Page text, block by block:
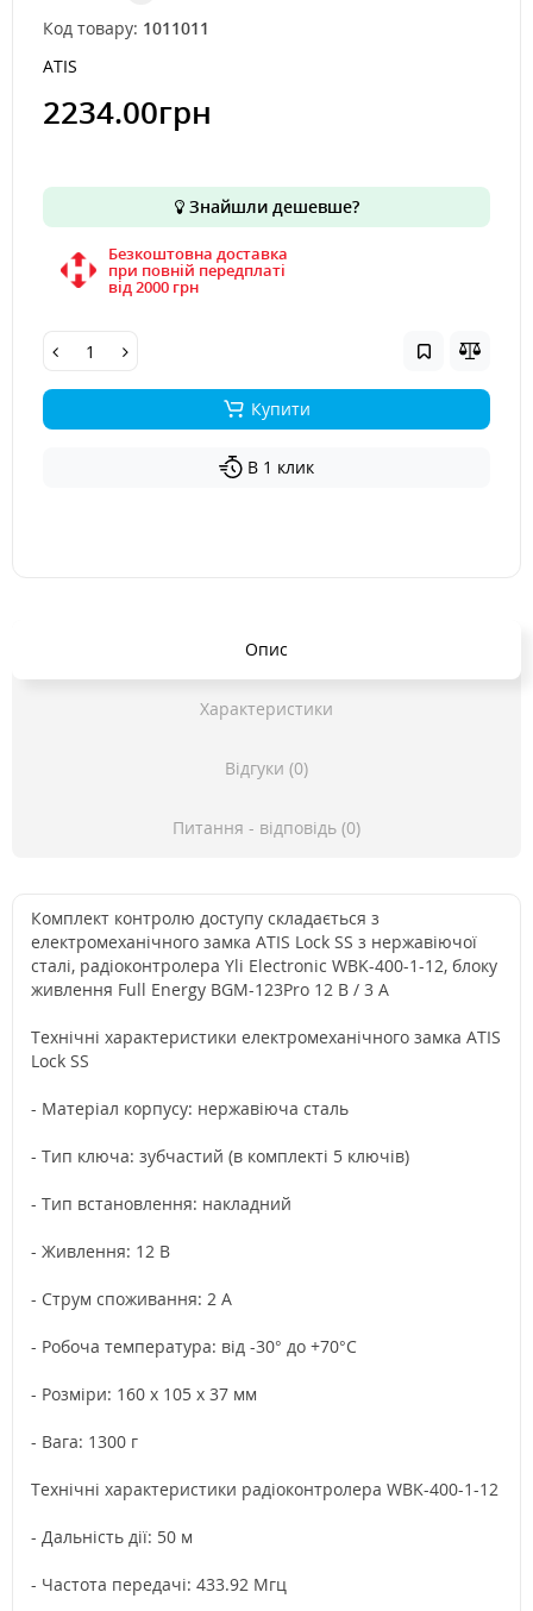
Код товару: 1011011
ATIS
2234.00грн
Знайшли дешевше?
Безкоштовна доставка
при повній передплаті
вiд 2000 грн
Купити
В 1 клик
Опис
Характеристики
Відгуки (0)
Питання - відповідь (0)
Комплект контролю доступу складається з
електромеханічного замка ATIS Lock SS з нержавіючої
сталі, радіоконтролера Yli Electronic WBK-400-1-12, блоку
живлення Full Energy BGM-123Pro 12 В / 3 А
Технічні характеристики електромеханічного замка ATIS
Lock SS
- Матеріал корпусу: нержавіюча сталь
- Тип ключа: зубчастий (в комплекті 5 ключів)
- Тип встановлення: накладний
- Живлення: 12 В
- Струм споживання: 2 А
- Робоча температура: від -30° до +70°С
- Розміри: 160 х 105 х 37 мм
- Вага: 1300 г
Технічні характеристики радіоконтролера WBK-400-1-12
- Дальність дії: 50 м
- Частота передачі: 433.92 Мгц